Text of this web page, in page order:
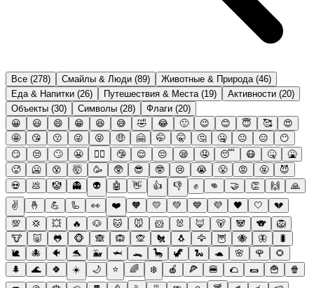
Все (278) Смайлы & Люди (89) Животные & Природа (46)
Еда & Напитки (26) Путешествия & Места (19) Активности (20)
Объекты (30) Символы (28) Флаги (20)
😀
😃 😄 😁 😆 😅 🤣 😂 🙂 😉 😊 😇 🥰
😍
🤩
😘 😗 😜 😝 🤑 🤗 🤭 🤫 🤔 🤐 😐 😑
😶
😏
😒 🙄 😬 😮‍💨 🤥 😌 😔 😪 🤤 😴 😷 🤒
🤮
🥵
🥶 😵 🤯 🥳 🥸 😎 🤓 😢 😭 😤 😡 🤬
😈
💀
💩 🤡 👻 👽 🤖 👋 👍 👎 ✊ 👊 🤝 👏 🙌
🙏
✌️
🤞 💪 🦾 👀 ❤️ 🧡 💛 💚 💙 💜 🖤 🤍
💔
💯
💢 💥 🔥 🐶 🐱 🐭 🐹 🐰 🦊 🐻 🐼 🐨
🦁
🐮
🐷 🐸 🐵 🙈 🙉 🙊 🐔 🐧 🦅 🦉 🐝 🦋
🐛
🐌
🐙 🐠 🐬 🐳 🦈 🐊 🦕 🦖 🐍 🐢 🌸 🌹
🌻
🌲
🌊 🍀 ☀️ 🌙 ⭐ 🌈 ❄️ 🍎 🍕 🍔 🌮 🌯 🍟
🍿